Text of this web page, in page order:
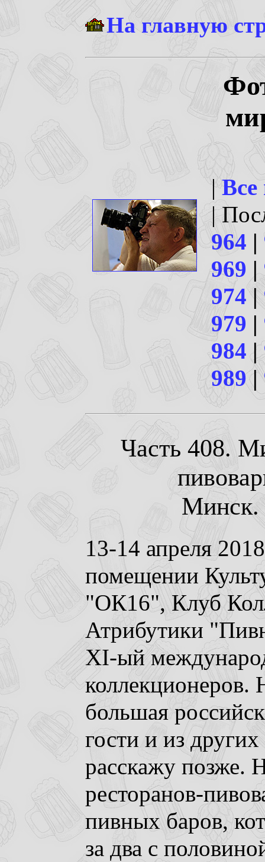
На главную
|
|
964 |
969 |
974|
979 |
984 |
989|
Часть 408.
Минск.
13-14 апреля
помещении
"ОК16", Клуб
Атрибутики
XI-ый
коллекционеров.
большая
гости и из
расскажу позже.
ресторанов-
пивных баров,
за два с